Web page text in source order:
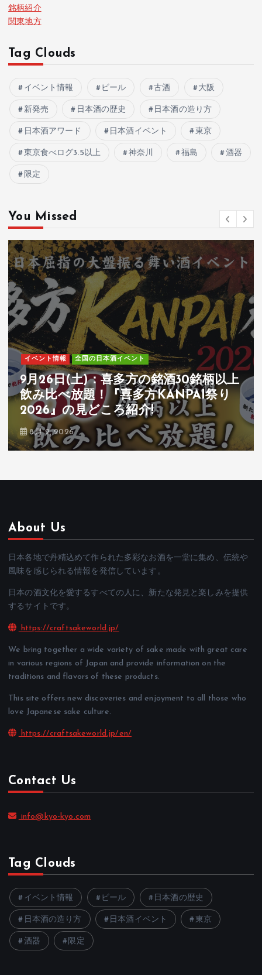
銘柄紹介
関東地方
Tag Clouds
イベント情報 ビール 古酒 大阪
新発売 日本酒の歴史 日本酒の造り方
日本酒アワード 日本酒イベント 東京
東京食べログ3.5以上 神奈川 福島 酒器
限定
You Missed
イベント情報 全国の日本酒イベント
7月25日(土)-26日(日)：全国54蔵・250
種類以上の和酒が飲み比べ可能『第31
回和酒フェス@中目黒』の見どころ紹
介!
6月 14, 2026
About Us
日本各地で丹精込めて作られた多彩なお酒を一堂に集め、伝統や
風味を感じられる情報を発信しています。
日本の酒文化を愛するすべての人に、新たな発見と楽しみを提供
するサイトです。
https://craftsakeworld.jp/
We bring together a wide variety of sake made with great care
in various regions of Japan and provide information on the
traditions and flavors of these products.
This site offers new discoveries and enjoyment to all those who
love Japanese sake culture.
https://craftsakeworld.jp/en/
Contact Us
info@kyo-kyo.com
Tag Clouds
イベント情報 ビール 日本酒の歴史
日本酒の造り方 日本酒イベント 東京
酒器 限定